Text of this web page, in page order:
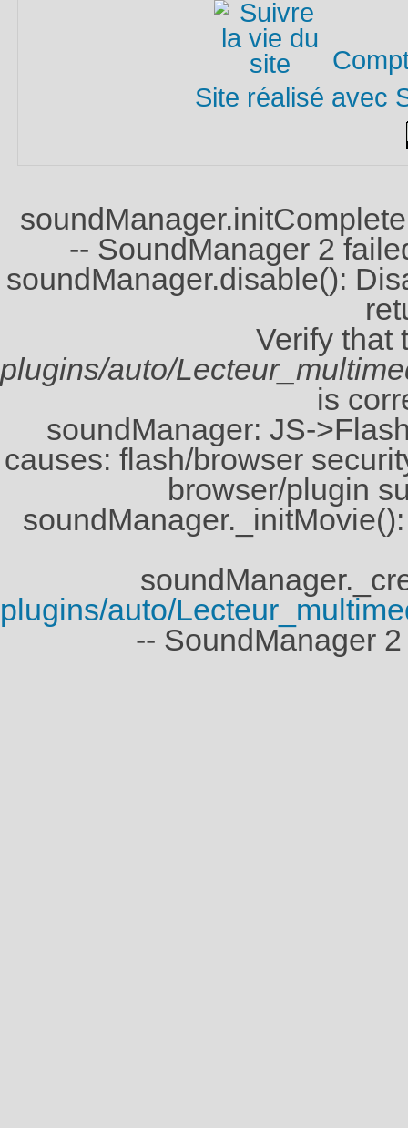
Site réalisé avec
-- SoundManager 2
soundManager.disable():
Verify that
plugins/auto/
is
soundManager: JS-
causes: flash/browser
browser/plugin
plugins/auto/
-- SoundManager